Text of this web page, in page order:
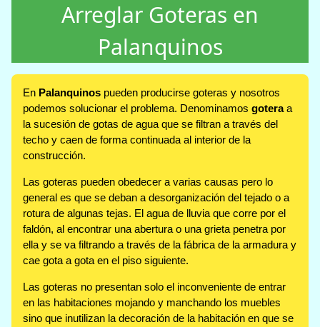
Arreglar Goteras en
Palanquinos
En Palanquinos pueden producirse goteras y nosotros
podemos solucionar el problema. Denominamos goteraa
la sucesión de gotas de agua que se filtran a través del
techo y caen de forma continuada al interior de la
construcción.
Las goteras pueden obedecer a varias causas pero lo
general es que se deban a desorganización del tejado o a
rotura de algunas tejas. El agua de lluvia que corre por el
faldón, al encontrar una abertura o una grieta penetra por
ella y se va filtrando a través de la fábrica de la armadura y
cae gota a gota en el piso siguiente.
Las goteras no presentan solo el inconveniente de entrar
en las habitaciones mojando y manchando los muebles
sino que inutilizan la decoración de la habitación en que se